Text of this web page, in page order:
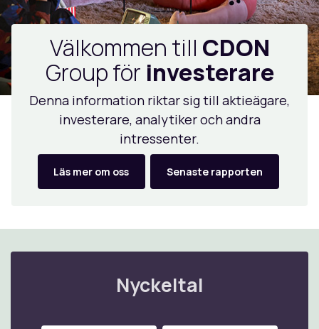
Välkommen till CDON
Group för investerare
Denna information riktar sig till aktieägare,
investerare, analytiker och andra
intressenter.
Läs mer om oss Senaste rapporten
Nyckeltal